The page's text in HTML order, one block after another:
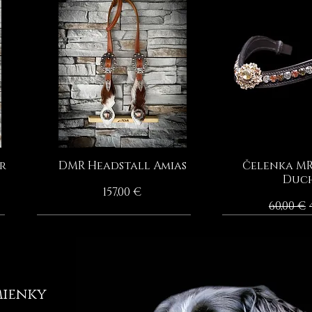
Rýchle zobrazenie
DMR Headstall Amias
Cena
157,00 €
Rýchle
Čelenka
60,00 €